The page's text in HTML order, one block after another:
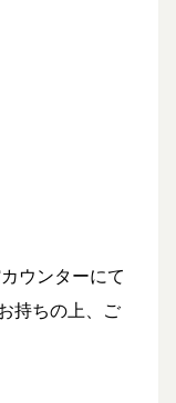
ウンターにて
持ちの上、ご